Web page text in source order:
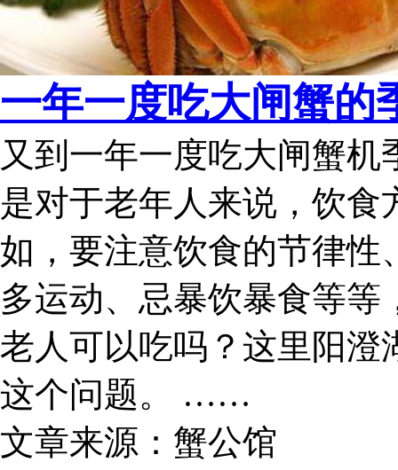
一年一度吃大闸蟹的
又到一年一度吃大闸蟹
是对于老年人来说，饮
如，要注意饮食的节律性
多运动、忌暴饮暴食等
老人可以吃吗？这里阳澄
这个问题。 ……
文章来源：蟹公馆